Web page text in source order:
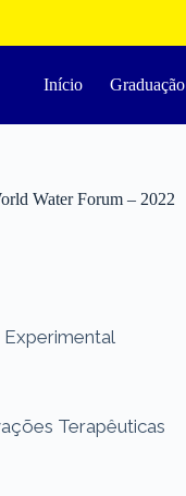
Início Graduação
Water Forum – 2022
Terapêuticas